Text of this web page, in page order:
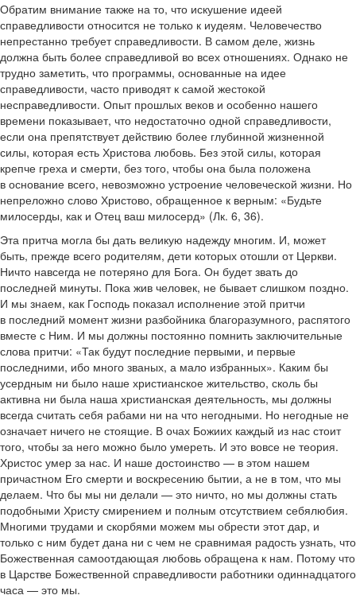
Обратим внимание также на то, что искушение идеей
справедливости относится не только к иудеям. Человечество
непрестанно требует справедливости. В самом деле, жизнь
должна быть более справедливой во всех отношениях. Однако не
трудно заметить, что программы, основанные на идее
справедливости, часто приводят к самой жестокой
несправедливости. Опыт прошлых веков и особенно нашего
времени показывает, что недостаточно одной справедливости,
если она препятствует действию более глубинной жизненной
силы, которая есть Христова любовь. Без этой силы, которая
крепче греха и смерти, без того, чтобы она была положена
в основание всего, невозможно устроение человеческой жизни. Но
непреложно слово Христово, обращенное к верным: «Будьте
милосерды, как и Отец ваш милосерд» (Лк. 6, 36).
Эта притча могла бы дать великую надежду многим. И, может
быть, прежде всего родителям, дети которых отошли от Церкви.
Ничто навсегда не потеряно для Бога. Он будет звать до
последней минуты. Пока жив человек, не бывает слишком поздно.
И мы знаем, как Господь показал исполнение этой притчи
в последний момент жизни разбойника благоразумного, распятого
вместе с Ним. И мы должны постоянно помнить заключительные
слова притчи: «Так будут последние первыми, и первые
последними, ибо много званых, а мало избранных». Каким бы
усердным ни было наше христианское жительство, сколь бы
активна ни была наша христианская деятельность, мы должны
всегда считать себя рабами ни на что негодными. Но негодные не
означает ничего не стоящие. В очах Божиих каждый из нас стоит
того, чтобы за него можно было умереть. И это вовсе не теория.
Христос умер за нас. И наше достоинство — в этом нашем
причастном Его смерти и воскресению бытии, а не в том, что мы
делаем. Что бы мы ни делали — это ничто, но мы должны стать
подобными Христу смирением и полным отсутствием себялюбия.
Многими трудами и скорбями можем мы обрести этот дар, и
только с ним будет дана ни с чем не сравнимая радость узнать, что
Божественная самоотдающая любовь обращена к нам. Потому что
в Царстве Божественной справедливости работники одиннадцатого
часа — это мы.